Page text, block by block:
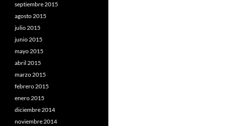
septiembre 2015
agosto 2015
julio 2015
junio 2015
mayo 2015
abril 2015
marzo 2015
febrero 2015
enero 2015
diciembre 2014
noviembre 2014